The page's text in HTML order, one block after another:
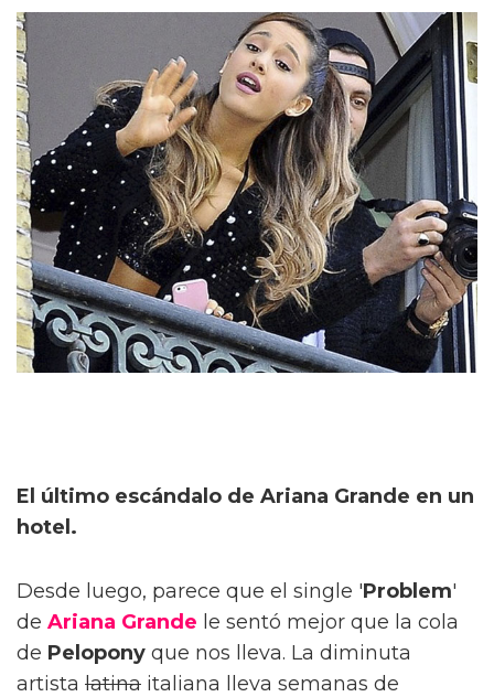
El último escándalo de Ariana Grande en un
hotel.
Desde luego, parece que el single 'Problem'
de Ariana Grande le sentó mejor que la cola
de Pelopony que nos lleva. La diminuta
artista latina italiana lleva semanas de